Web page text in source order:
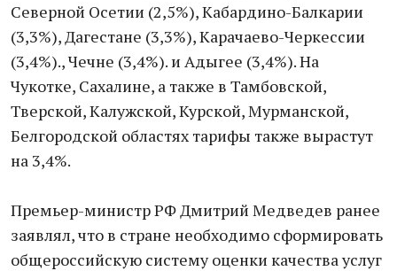
Северной Осетии (2,5%), Кабардино-Балкарии
(3,3%), Дагестане (3,3%), Карачаево-Черкессии
(3,4%)., Чечне (3,4%). и Адыгее (3,4%). На
Чукотке, Сахалине, а также в Тамбовской,
Тверской, Калужской, Курской, Мурманской,
Белгородской областях тарифы также вырастут
на 3,4%.
Премьер-министр РФ Дмитрий Медведев ранее
заявлял, что в стране необходимо сформировать
общероссийскую систему оценки качества услуг